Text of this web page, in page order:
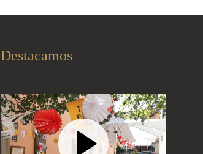
Destacamos